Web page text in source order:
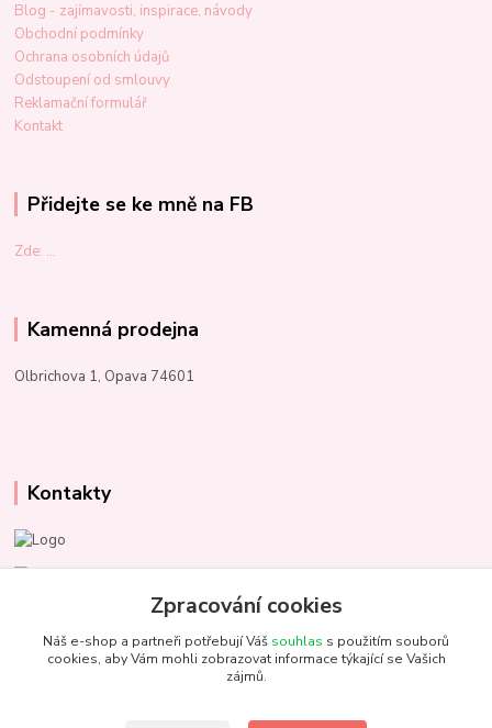
Blog - zajímavosti, inspirace, návody
Obchodní podmínky
Ochrana osobních údajů
Odstoupení od smlouvy
Reklamační formulář
Kontakt
Přidejte se ke mně na FB
Zde: ...
Kamenná prodejna
Olbrichova 1, Opava 74601
Kontakty
Marcela Kupková
+420 731 153 484
info@unezbednychklubicek.cz
Zpracování cookies
Náš e-shop a partneři potřebují Váš souhlas s použitím souborů
cookies, aby Vám mohli zobrazovat informace týkající se Vašich
zájmů.